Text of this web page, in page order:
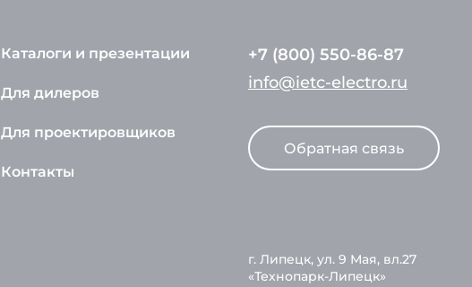
Каталоги и презентации
Для дилеров
Для проектировщиков
Контакты
+7 (800) 550-86-87
info@ietc-electro.ru
Обратная связь
г. Липецк, ул. 9 Мая, вл.27
«Технопарк-Липецк»